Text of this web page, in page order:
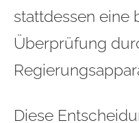
stattdessen eine
Überprüfung
Diese